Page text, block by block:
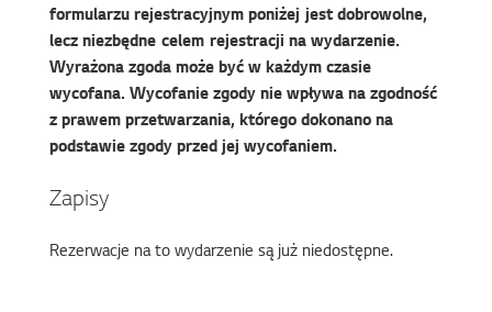
formularzu rejestracyjnym poniżej jest dobrowolne,
lecz niezbędne celem rejestracji na wydarzenie.
Wyrażona zgoda może być w każdym czasie
wycofana. Wycofanie zgody nie wpływa na zgodność
z prawem przetwarzania, którego dokonano na
podstawie zgody przed jej wycofaniem.
Zapisy
Rezerwacje na to wydarzenie są już niedostępne.